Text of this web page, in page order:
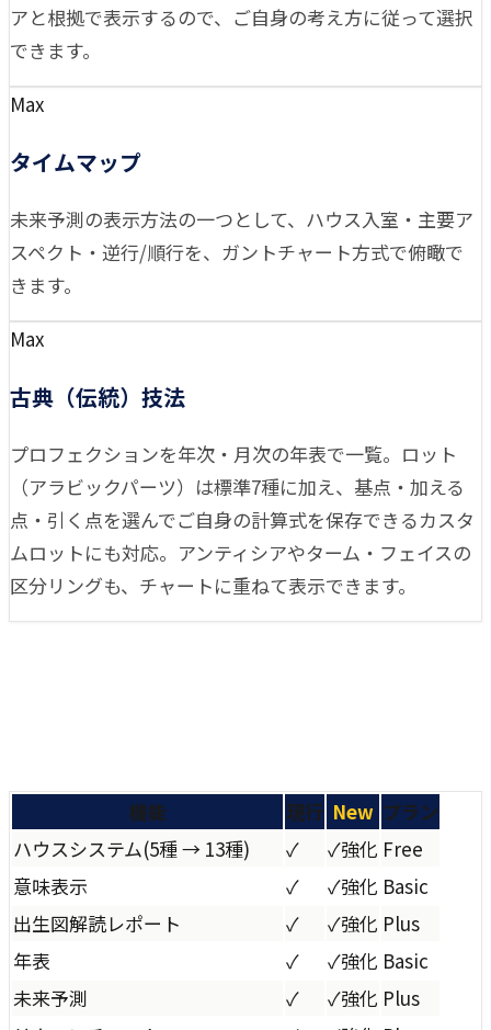
アと根拠で表示するので、ご自身の考え方に従って選択
できます。
Max
タイムマップ
未来予測の表示方法の一つとして、ハウス入室・主要ア
スペクト・逆行/順行を、ガントチャート方式で俯瞰で
きます。
Max
古典（伝統）技法
プロフェクションを年次・月次の年表で一覧。ロット
（アラビックパーツ）は標準7種に加え、基点・加える
点・引く点を選んでご自身の計算式を保存できるカスタ
ムロットにも対応。アンティシアやターム・フェイスの
区分リングも、チャートに重ねて表示できます。
機能 現行 New プラン
ハウスシステム(5種 → 13種) ✓ ✓強化 Free
意味表示
✓ ✓強化 Basic
出生図解読レポート
✓ ✓強化 Plus
年表
✓ ✓強化 Basic
未来予測
✓ ✓強化 Plus